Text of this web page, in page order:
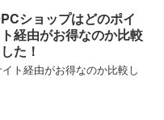
ショップはどのポイ
経由がお得なのか比較
た！
ト経由がお得なのか比較し